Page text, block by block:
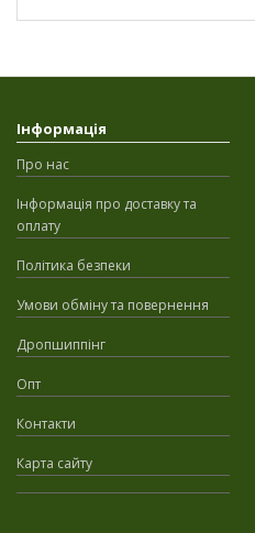
Інформація
Про нас
Інформація про доставку та
оплату
Політика безпеки
Умови обміну та повернення
Дропшиппінг
Опт
Контакти
Карта сайту